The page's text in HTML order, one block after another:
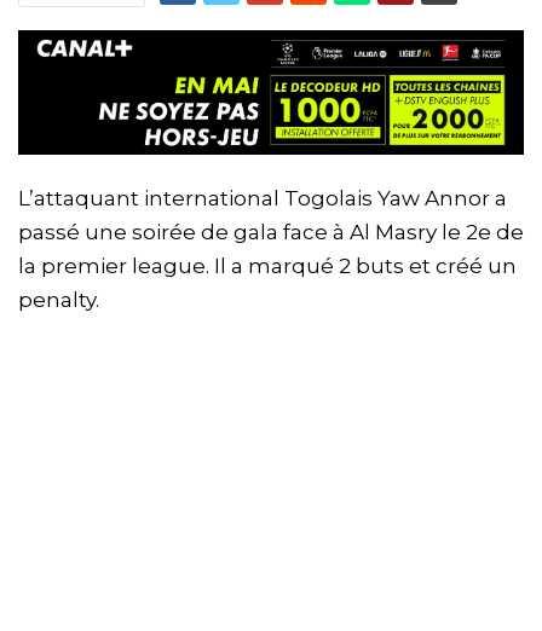
L’attaquant international Togolais Yaw Annor a
passé une soirée de gala face à Al Masry le 2e de
la premier league. Il a marqué 2 buts et créé un
penalty.